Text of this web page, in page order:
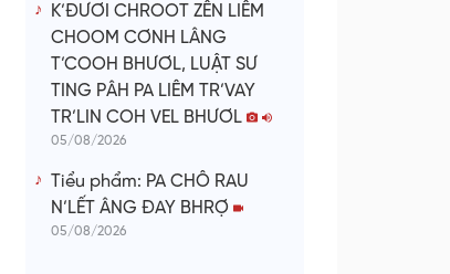
K’ĐƯƠI CHROOT ZÊN LIÊM
CHOOM CƠNH LÂNG
T’COOH BHƯƠL, LUẬT SƯ
TING PÂH PA LIÊM TR’VAY
TR’LIN COH VEL BHƯƠL
05/08/2026
Tiểu phẩm: PA CHÔ RAU
N’LẾT ÂNG ĐAY BHRỢ
05/08/2026